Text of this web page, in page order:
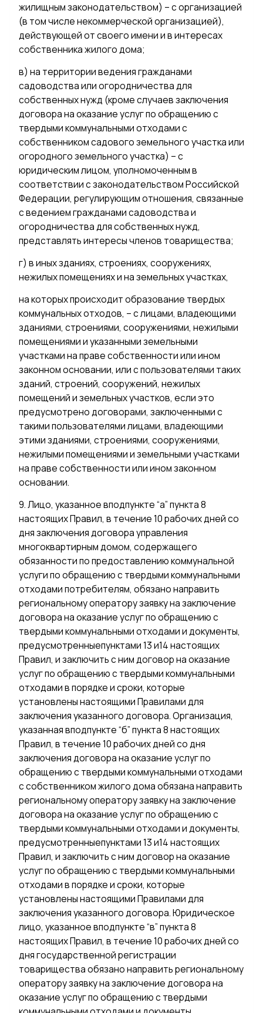
жилищным законодательством) – с организацией
(в том числе некоммерческой организацией),
действующей от своего имени и в интересах
собственника жилого дома;
в) на территории ведения гражданами
садоводства или огородничества для
собственных нужд (кроме случаев заключения
договора на оказание услуг по обращению с
твердыми коммунальными отходами с
собственником садового земельного участка или
огородного земельного участка) – с
юридическим лицом, уполномоченным в
соответствии с законодательством Российской
Федерации, регулирующим отношения, связанные
с ведением гражданами садоводства и
огородничества для собственных нужд,
представлять интересы членов товарищества;
г) в иных зданиях, строениях, сооружениях,
нежилых помещениях и на земельных участках,
на которых происходит образование твердых
коммунальных отходов, – с лицами, владеющими
зданиями, строениями, сооружениями, нежилыми
помещениями и указанными земельными
участками на праве собственности или ином
законном основании, или с пользователями таких
зданий, строений, сооружений, нежилых
помещений и земельных участков, если это
предусмотрено договорами, заключенными с
такими пользователями лицами, владеющими
этими зданиями, строениями, сооружениями,
нежилыми помещениями и земельными участками
на праве собственности или ином законном
основании.
9. Лицо, указанное вподпункте “а” пункта 8
настоящих Правил, в течение 10 рабочих дней со
дня заключения договора управления
многоквартирным домом, содержащего
обязанности по предоставлению коммунальной
услуги по обращению с твердыми коммунальными
отходами потребителям, обязано направить
региональному оператору заявку на заключение
договора на оказание услуг по обращению с
твердыми коммунальными отходами и документы,
предусмотренныепунктами 13 и14 настоящих
Правил, и заключить с ним договор на оказание
услуг по обращению с твердыми коммунальными
отходами в порядке и сроки, которые
установлены настоящими Правилами для
заключения указанного договора. Организация,
указанная вподпункте “б” пункта 8 настоящих
Правил, в течение 10 рабочих дней со дня
заключения договора на оказание услуг по
обращению с твердыми коммунальными отходами
с собственником жилого дома обязана направить
региональному оператору заявку на заключение
договора на оказание услуг по обращению с
твердыми коммунальными отходами и документы,
предусмотренныепунктами 13 и14 настоящих
Правил, и заключить с ним договор на оказание
услуг по обращению с твердыми коммунальными
отходами в порядке и сроки, которые
установлены настоящими Правилами для
заключения указанного договора. Юридическое
лицо, указанное вподпункте “в” пункта 8
настоящих Правил, в течение 10 рабочих дней со
дня государственной регистрации
товарищества обязано направить региональному
оператору заявку на заключение договора на
оказание услуг по обращению с твердыми